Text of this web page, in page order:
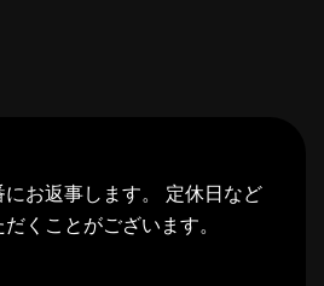
モットー。常にアップ
充電。今日も全力で、
お返事します。 定休日など
くことがございます。